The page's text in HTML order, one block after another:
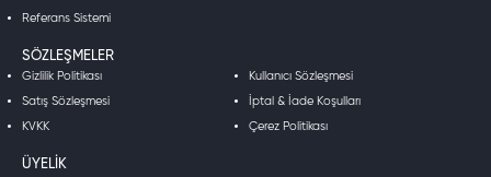
Referans Sistemi
SÖZLEŞMELER
Gizlilik Politikası Kullanıcı Sözleşmesi
Satış Sözleşmesi İptal & İade Koşulları
KVKK Çerez Politikası
ÜYELIK